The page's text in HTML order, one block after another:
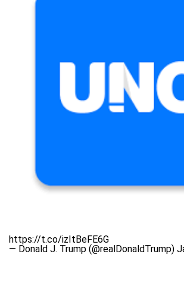
https://t.co/izItBeFE6G
— Donald J. Trump (@realDonaldTrump)